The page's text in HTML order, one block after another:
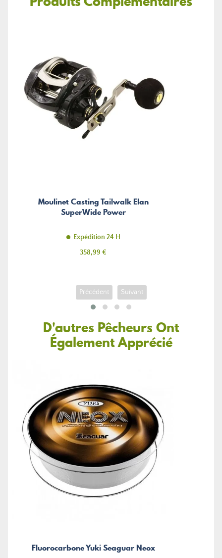
Moulinet Casting Tailwalk Elan
SuperWide Power
Expédition 24 H
Prix
358,99 €
Précédent Suivant
D'autres Pêcheurs Ont
Également Apprécié
Fluorocarbone Yuki Seaguar Neox